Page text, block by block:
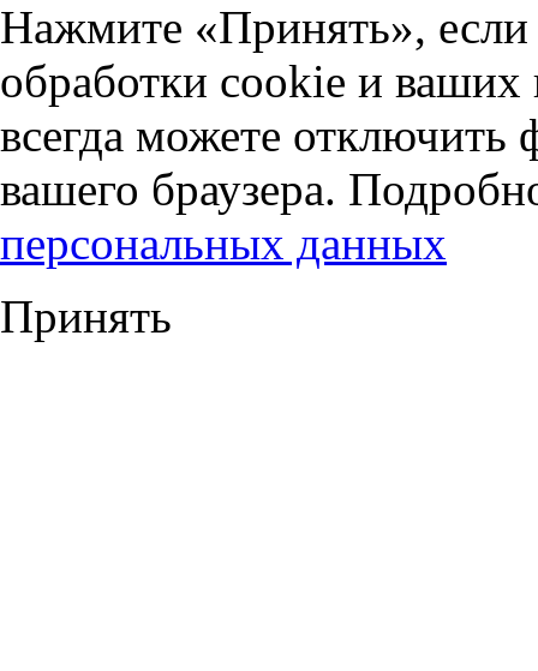
Нажмите «Принять», если
обработки cookie и
всегда можете отключить
вашего браузера.
персональных данных
Принять